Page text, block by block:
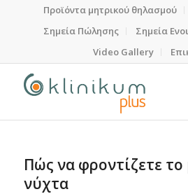
Προϊόντα μητρικού θηλασμού
Σημεία Πώλησης
Σημεία
Video Gallery
Πώς να φροντίζετε
νύχτα